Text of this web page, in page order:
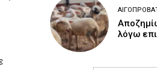
λόγω